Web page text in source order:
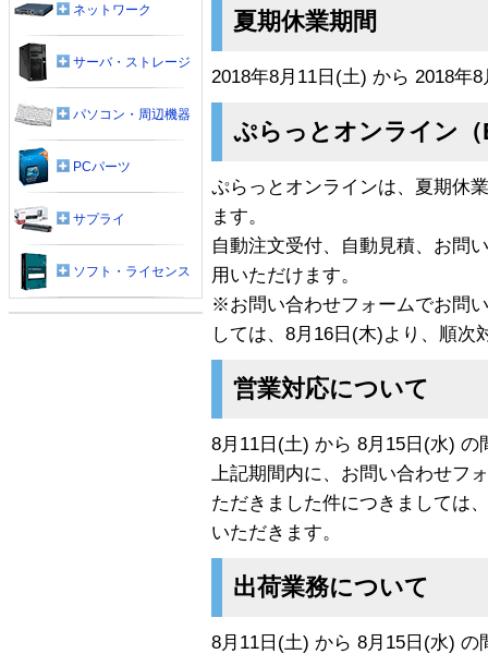
夏期休業期間
2018年8月11日(土) から 2018年
ぷらっとオンライン
ぷらっとオンラインは、夏期休
ます。
自動注文受付、自動見積、お問
用いただけます。
※お問い合わせフォームでお問
しては、8月16日(木)より、順次
営業対応について
8月11日(土) から 8月15日(水)
上記期間内に、お問い合わせフ
ただきました件につきましては
いただきます。
出荷業務について
8月11日(土) から 8月15日(水)
ネットワーク
サーバ・ストレージ
パソコン・周辺機器
PCパーツ
サプライ
ソフト・ライセンス